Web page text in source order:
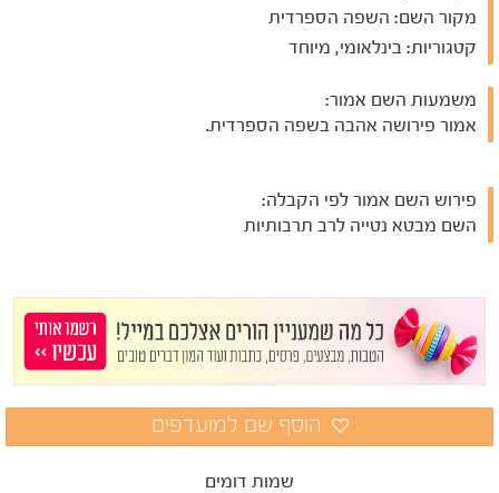
מקור השם: השפה הספרדית
קטגוריות: בינלאומי, מיוחד
משמעות השם אמור:
אמור פירושה אהבה בשפה הספרדית.
פירוש השם אמור לפי הקבלה:
השם מבטא נטייה לרב תרבותיות
שמות דומים